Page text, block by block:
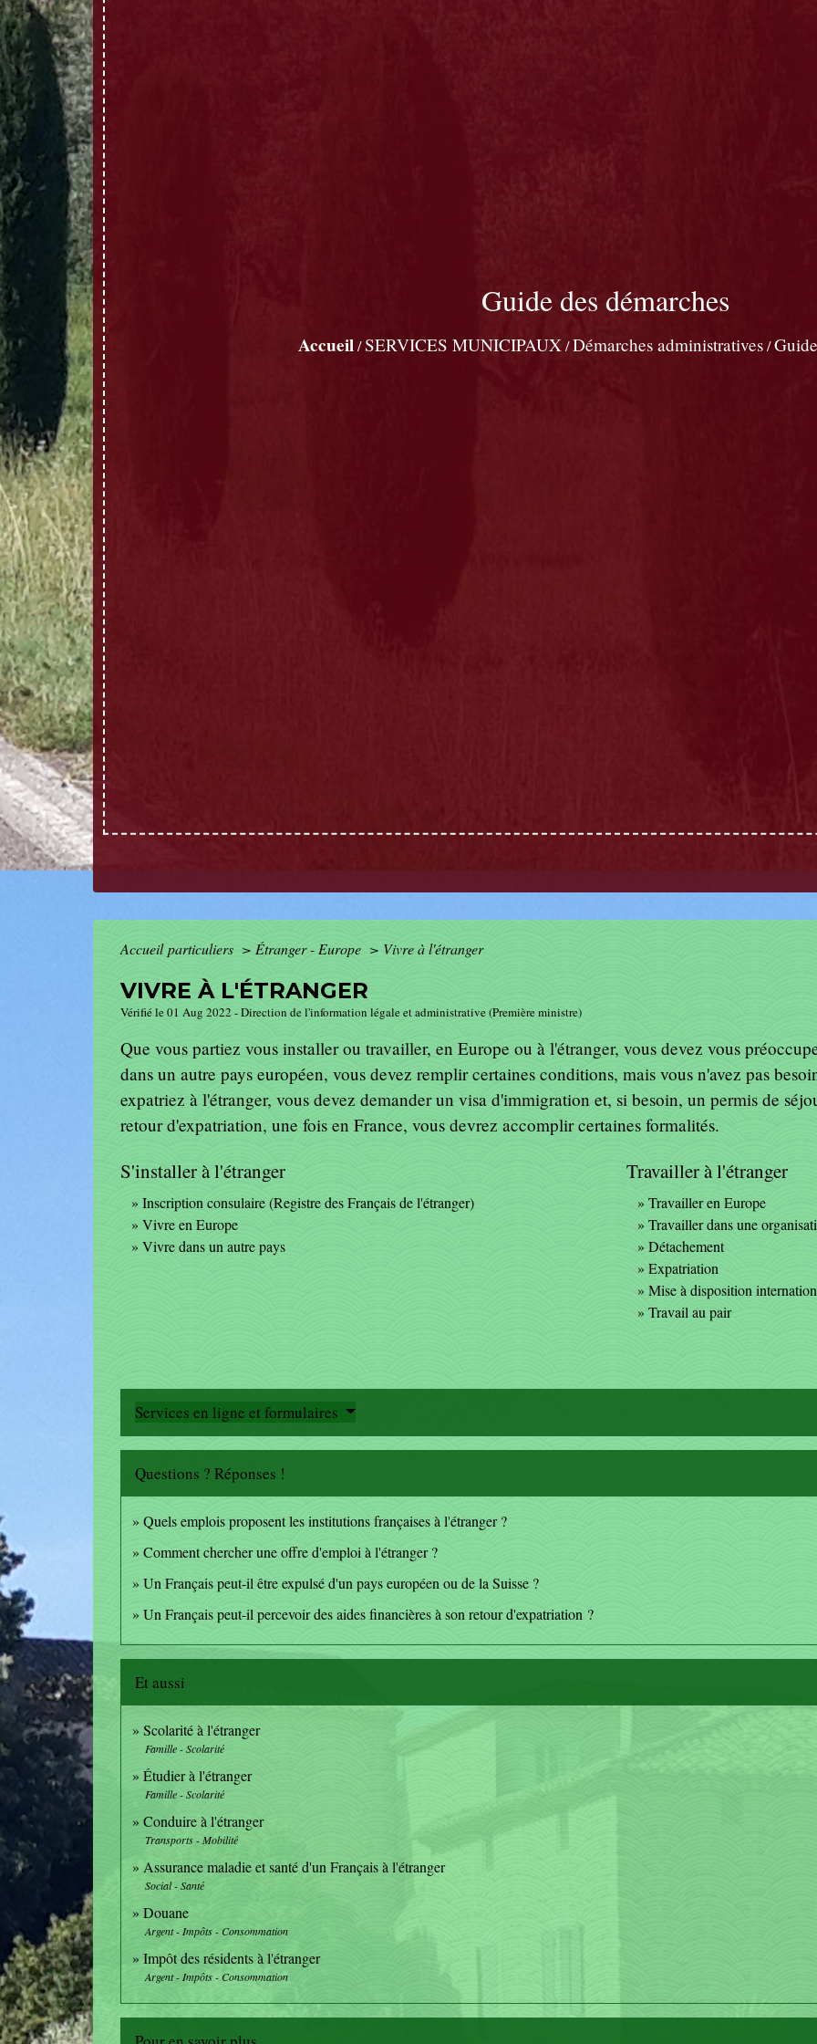
Guide des démarches
Accueil/SERVICES MUNICIPAUX/Démarches administratives/
Accueil particuliers > Étranger - Europe > Vivre à l'étranger
VIVRE À L'ÉTRANGER
Vérifié le 01 Aug 2022 - Direction de l'information légale et administrative (Première ministre)
Que vous partiez vous installer ou travailler, en Europe ou à l'étranger, vous devez vous
dans un autre pays européen, vous devez remplir certaines conditions, mais vous n'avez pas
expatriez à l'étranger, vous devez demander un visa d'immigration et, si besoin, un permis de
retour d'expatriation, une fois en France, vous devrez accomplir certaines formalités.
S'installer à l'étranger
Inscription consulaire (Registre des Français de l'étranger)
Vivre en Europe
Vivre dans un autre pays
Travailler à l'étranger
Travailler en Europe
Travailler dans une
Détachement
Expatriation
Mise à disposition
Travail au pair
Services en ligne et formulaires
Questions ? Réponses !
Quels emplois proposent les institutions françaises à l'étranger ?
Comment chercher une offre d'emploi à l'étranger ?
Un Français peut-il être expulsé d'un pays européen ou de la Suisse ?
Un Français peut-il percevoir des aides financières à son retour d'expatriation ?
Et aussi
Scolarité à l'étranger
Famille - Scolarité
Étudier à l'étranger
Famille - Scolarité
Conduire à l'étranger
Transports - Mobilité
Assurance maladie et santé d'un Français à l'étranger
Social - Santé
Douane
Argent - Impôts - Consommation
Impôt des résidents à l'étranger
Argent - Impôts - Consommation